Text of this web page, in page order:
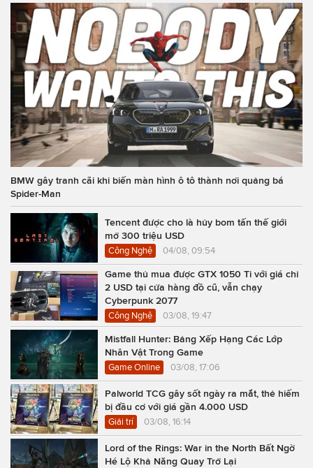
BMW gây tranh cãi khi biến màn hình ô tô thành nơi quảng bá
Spider-Man
Tencent được cho là hủy bom tấn thế giới
mở 300 triệu USD
Công Nghệ 04/08, 09:54
Game thủ mua được GTX 1050 Ti với giá chỉ
2 USD tại cửa hàng đồ cũ, vẫn chạy
Cyberpunk 2077
Công Nghệ 03/08, 19:47
Mistfall Hunter: Bảng Xếp Hạng Các Lớp
Nhân Vật Trong Game
Game Online 03/08, 17:06
Palworld TCG gây sốt ngày ra mắt, thẻ hiếm
bị đầu cơ với giá gần 4.000 USD
Giải trí 03/08, 16:14
Lord of the Rings: War in the North Bất Ngờ
Hé Lộ Khả Năng Quay Trở Lại